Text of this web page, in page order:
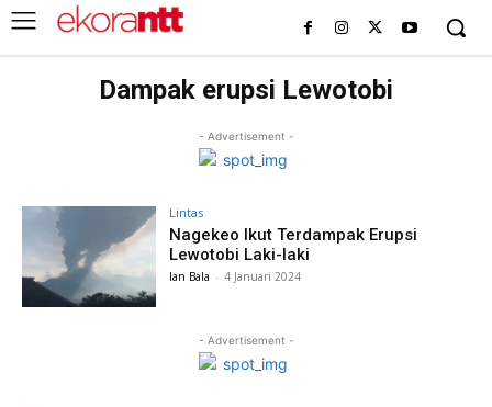
Dampak erupsi Lewotobi
- Advertisement -
Lintas
Nagekeo Ikut Terdampak Erupsi
Lewotobi Laki-laki
Ian Bala - 4 Januari 2024
- Advertisement -